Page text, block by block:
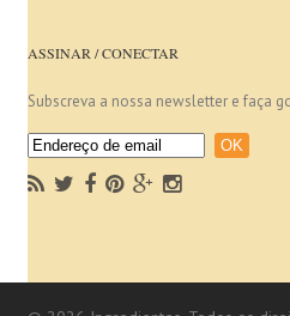
ASSINAR / CONECTAR
Subscreva a nossa newsletter e faça